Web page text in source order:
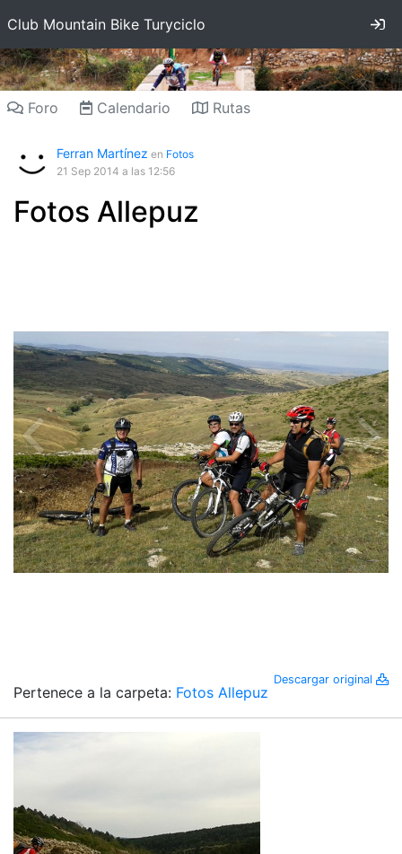
Club Mountain Bike Turyciclo
Foro Calendario Rutas
Ferran Martínez en Fotos
21 Sep 2014 a las 12:56
Fotos Allepuz
Descargar original
Pertenece a la carpeta: Fotos Allepuz